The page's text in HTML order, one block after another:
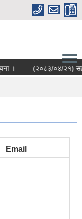
(२०८३/०४/२१) सहकारी
Email